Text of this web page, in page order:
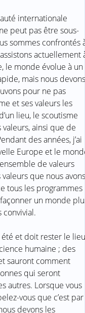
internationale
peut pas être sous-
sommes confrontés
actuellement
le monde évolue à un
mais nous devons
pour ne pas
et ses valeurs les
lieu, le scoutisme
ainsi que de
des années, j’ai
Europe et le
de valeurs
valeurs que nous avons
tous les programmes
un monde
et doit rester le lieu
humaine ; des
sauront comment
qui seront
autres. Lorsque vous
vous que c’est par
devons les